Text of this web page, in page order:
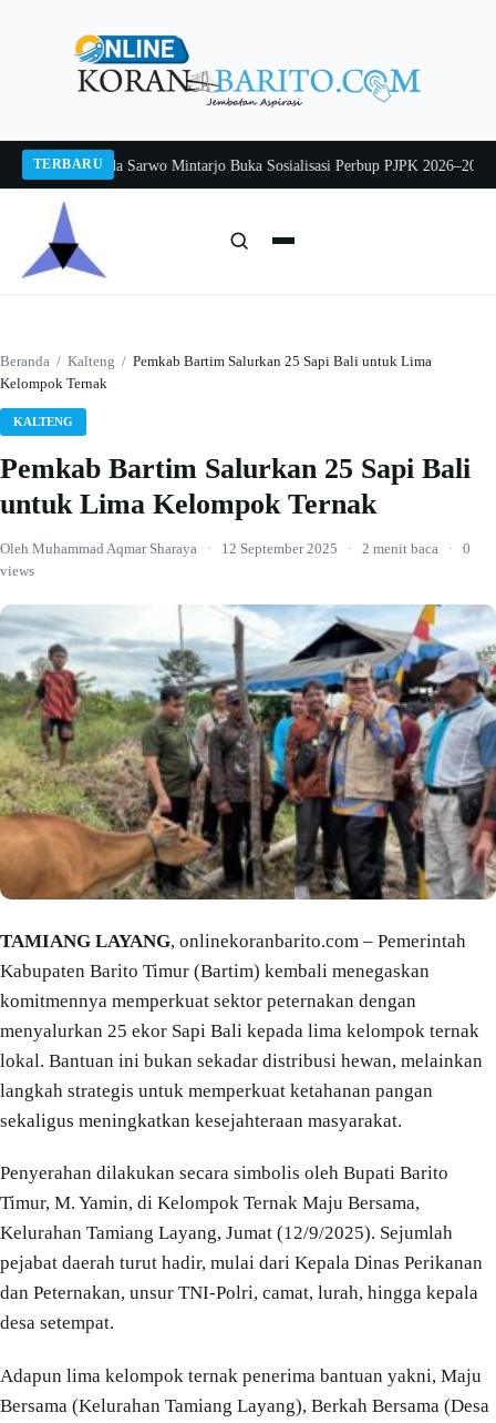
TERBARU
Pj Sekda Sarwo Mintarjo Buka Sosialisasi Perbup PJPK 2026–2030
Beranda / Kalteng / Pemkab Bartim Salurkan 25 Sapi Bali untuk Lima
Kelompok Ternak
KALTENG
Pemkab Bartim Salurkan 25 Sapi Bali
untuk Lima Kelompok Ternak
Oleh Muhammad Aqmar Sharaya · 12 September 2025 · 2 menit baca ·
0
views
TAMIANG LAYANG, onlinekoranbarito.com – Pemerintah
Kabupaten Barito Timur (Bartim) kembali menegaskan
komitmennya memperkuat sektor peternakan dengan
menyalurkan 25 ekor Sapi Bali kepada lima kelompok ternak
lokal. Bantuan ini bukan sekadar distribusi hewan, melainkan
langkah strategis untuk memperkuat ketahanan pangan
sekaligus meningkatkan kesejahteraan masyarakat.
Penyerahan dilakukan secara simbolis oleh Bupati Barito
Timur, M. Yamin, di Kelompok Ternak Maju Bersama,
Kelurahan Tamiang Layang, Jumat (12/9/2025). Sejumlah
pejabat daerah turut hadir, mulai dari Kepala Dinas Perikanan
dan Peternakan, unsur TNI-Polri, camat, lurah, hingga kepala
desa setempat.
Adapun lima kelompok ternak penerima bantuan yakni, Maju
Bersama (Kelurahan Tamiang Layang), Berkah Bersama (Desa